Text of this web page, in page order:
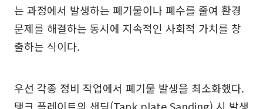
는 과정에서 발생하는 폐기물이나 폐수를 줄여 환경
문제를 해결하는 동시에 지속적인 사회적 가치를 창
출하는 식이다.
우선 각종 정비 작업에서 폐기물 발생을 최소화했다.